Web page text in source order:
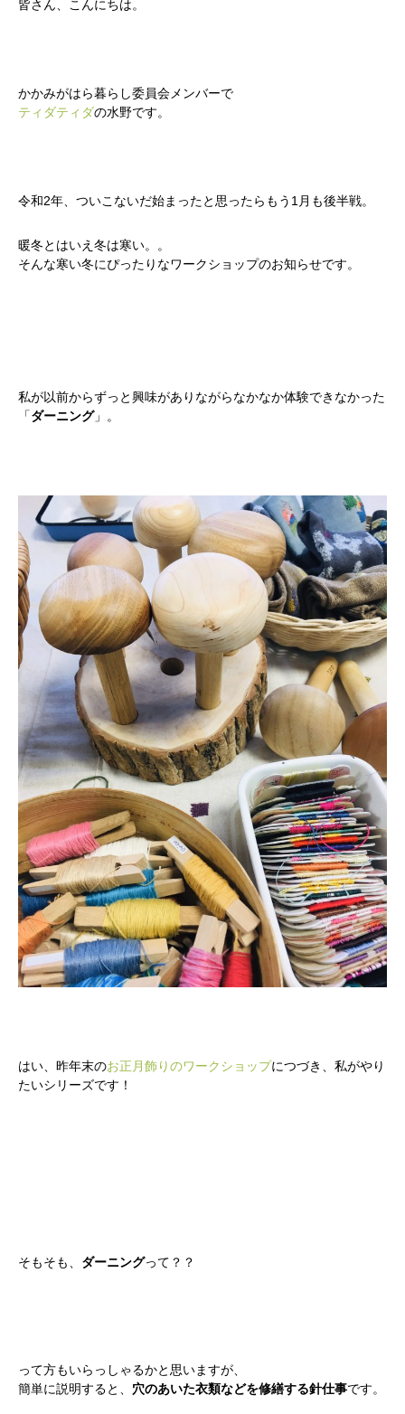
皆さん、こんにちは。
かかみがはら暮らし委員会メンバーで
ティダティダの水野です。
令和2年、ついこないだ始まったと思ったらもう1月も後半戦。
暖冬とはいえ冬は寒い。。
そんな寒い冬にぴったりなワークショップのお知らせです。
私が以前からずっと興味がありながらなかなか体験できなかった
「ダーニング」。
はい、昨年末のお正月飾りのワークショップにつづき、私がやり
たいシリーズです！
そもそも、 ダーニングって？？
って方もいらっしゃるかと思いますが、
簡単に説明すると、 穴のあいた衣類などを修繕する針仕事です。